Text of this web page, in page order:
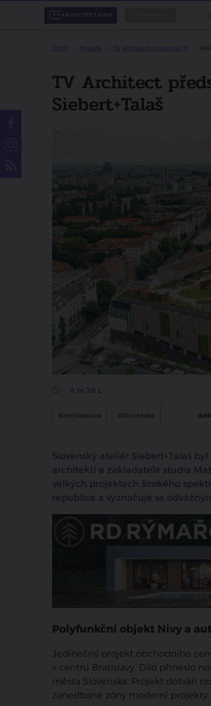
TV Architect
Siebert+Talaš
Sdílejte ho svým
sdílet na facebooku
9 m 20 s
#architektura #Slovensko
Slovenský ateliér Siebert+Talaš
architekti a zakladatelé studia
velkých projektech širokého
republice a vyznačuje se
Polyfunkční objekt Nivy a
Jedinečný projekt obchodního
v centru Bratislavy. Dílo přineslo
města Slovenska. Projekt dotváří
zanedbané zóny moderní projekty